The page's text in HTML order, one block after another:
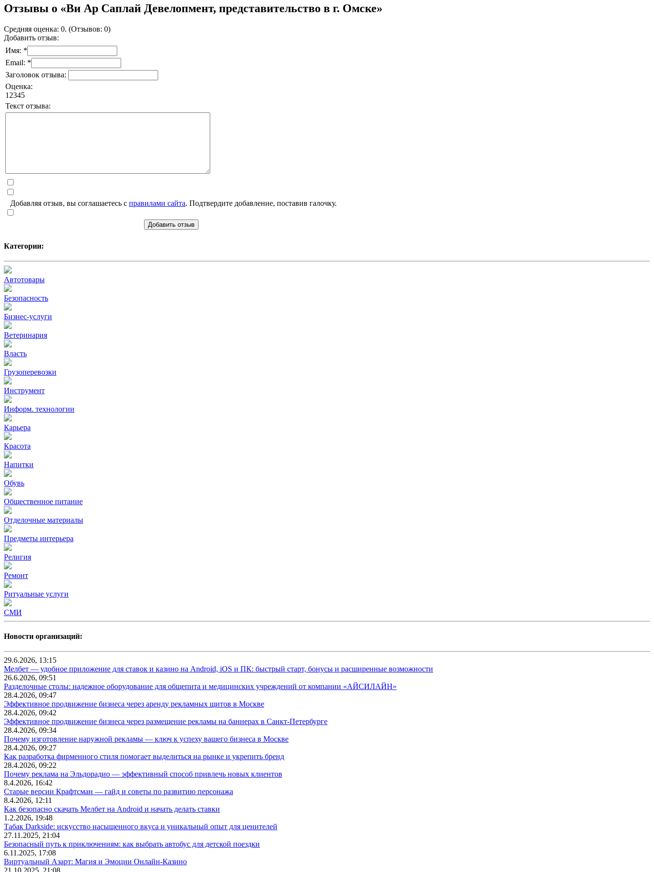
Отзывы о «Ви Ар Саплай Девелопмент, представительство в г. Омске»
Средняя оценка: 0. (Отзывов: 0)
Добавить отзыв:
Имя: *
Email: *
Заголовок отзыва:
Оценка:
1 2345
Текст отзыва:
Добавляя отзыв, вы соглашаетесь с правилами сайта. Подтвердите добавление, поставив галочку.
Добавить отзыв
Категории:
Автотовары
Безопасность
Бизнес-услуги
Ветеринария
Власть
Грузоперевозки
Инструмент
Информ. технологии
Карьера
Красота
Напитки
Обувь
Общественное питание
Отделочные материалы
Предметы интерьера
Религия
Ремонт
Ритуальные услуги
СМИ
Новости организаций:
29.6.2026, 13:15
Мелбет — удобное приложение для ставок и казино на Android, iOS и ПК: быстрый старт, бонусы и расширенные возможности
26.6.2026, 09:51
Разделочные столы: надежное оборудование для общепита и медицинских учреждений от компании «АЙСИЛАЙН»
28.4.2026, 09:47
Эффективное продвижение бизнеса через аренду рекламных щитов в Москве
28.4.2026, 09:42
Эффективное продвижение бизнеса через размещение рекламы на баннерах в Санкт-Петербурге
28.4.2026, 09:34
Почему изготовление наружной рекламы — ключ к успеху вашего бизнеса в Москве
28.4.2026, 09:27
Как разработка фирменного стиля помогает выделиться на рынке и укрепить бренд
28.4.2026, 09:22
Почему реклама на Эльдорадио — эффективный способ привлечь новых клиентов
8.4.2026, 16:42
Старые версии Крафтсман — гайд и советы по развитию персонажа
8.4.2026, 12:11
Как безопасно скачать Мелбет на Android и начать делать ставки
1.2.2026, 19:48
Табак Darkside: искусство насыщенного вкуса и уникальный опыт для ценителей
27.11.2025, 21:04
Безопасный путь к приключениям: как выбрать автобус для детской поездки
6.11.2025, 17:08
Виртуальный Азарт: Магия и Эмоции Онлайн-Казино